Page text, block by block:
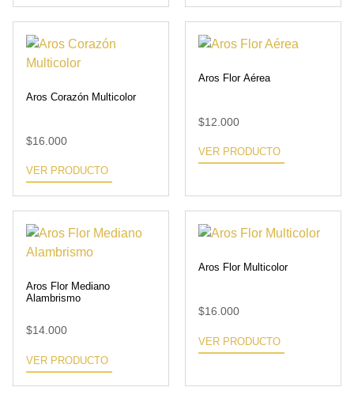
Aros Corazón Multicolor
$16.000
VER PRODUCTO
Aros Flor Aérea
$12.000
VER PRODUCTO
Aros Flor Mediano
Alambrismo
$14.000
VER PRODUCTO
Aros Flor Multicolor
$16.000
VER PRODUCTO